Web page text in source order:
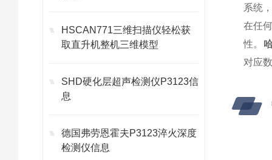
HSCAN771三维扫描仪轻松获
取直升机整机三维模型
SHD硬化层超声检测仪P3123信
息
德国弗劳恩霍夫P3123淬火深度
检测仪信息
系统
在任
性。
对应